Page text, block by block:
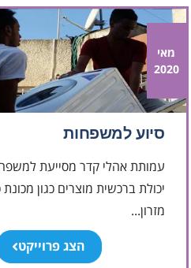
מאי
2020
סיוע למשפחות
עמותת אהלי קדר מסייעת
יכולת ברכשית מוצרים כגון
מזרון...
הצג פרוייקט